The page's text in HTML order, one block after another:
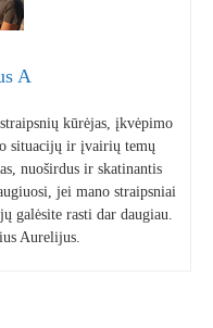
A
kūrėjas, įkvėpimo
situacijų ir įvairių temų
nuoširdus ir skatinantis
jei mano straipsniai
galėsite rasti dar daugiau.
Aurelijus.